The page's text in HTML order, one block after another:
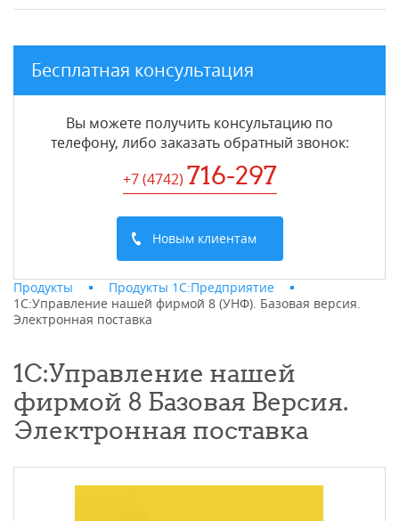
Бесплатная консультация
Вы можете получить консультацию по
телефону, либо заказать обратный звонок:
+7 (4742) 716-297
Новым клиентам
Продукты
Продукты 1С:Предприятие
1С:Управление нашей фирмой 8 (УНФ). Базовая версия.
Электронная поставка
1С:Управление нашей
фирмой 8 Базовая Версия.
Электронная поставка